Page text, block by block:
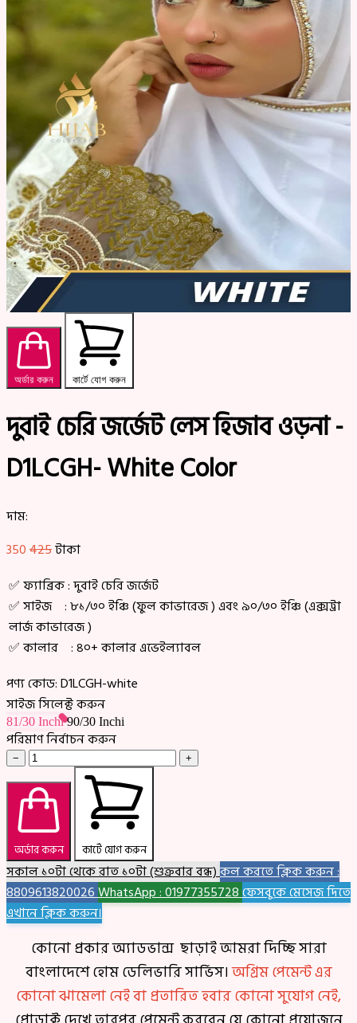
অর্ডার করুন কার্টে যোগ করুন
দুবাই চেরি জর্জেট লেস হিজাব ওড়না -
D1LCGH- White Color
দাম:
350425টাকা
✅ ফ্যাব্রিক : দুবাই চেরি জর্জেট
✅ সাইজ : ৮১/৩০ ইঞ্চি (ফুল কাভারেজ ) এবং ৯০/৩০ ইঞ্চি (এক্সট্রা
লার্জ কাভারেজ )
✅ কালার : ৪০+ কালার এভেইল্যাবল
পণ্য কোড:D1LCGH-white
সাইজ সিলেক্ট করুন
81/30 Inchi90/30 Inchi
পরিমাণ নির্বাচন করুন
− +
অর্ডার করুন কার্টে যোগ করুন
সকাল ১০টা থেকে রাত ১০টা (শুক্রবার বন্ধ)কল করতে ক্লিক করুন :
8809613820026WhatsApp : 01977355728ফেসবুকে মেসেজ দিতে
এখানে ক্লিক করুন।
কোনো প্রকার অ্যাডভান্স ছাড়াই আমরা দিচ্ছি সারা
বাংলাদেশে হোম ডেলিভারি সার্ভিস।অগ্রিম পেমেন্ট এর
কোনো ঝামেলা নেই বা প্রতারিত হবার কোনো সুযোগ নেই,